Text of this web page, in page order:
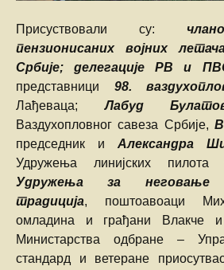
Присуствовали су:
пензионисаних војних
Србије; делегације РВ и
представници 98.
Лађеваца;Лабуд
Ваздухопловног савеза Србије,
председник и Александра
Удружења линијских пилота
Удружења за неговање
традиција, поштоавоаци
омладина и грађани Влакче
Министарства одбране –
стандард и ветеране